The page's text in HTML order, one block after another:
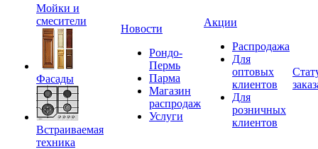
Мойки и
смесители
Фасады
Встраиваемая
техника
Новости
Рондо-
Пермь
Парма
Магазин
распродаж
Услуги
Акции
Распродажа
Для
оптовых
клиентов
Для
розничных
клиентов